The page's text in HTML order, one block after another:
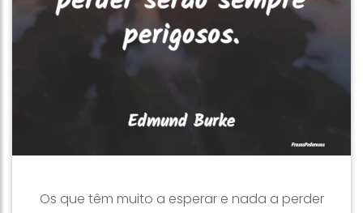
Os que têm muito a esperar e nada a perder